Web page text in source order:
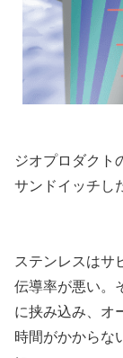
ジオプロダクト
サンドイッチし
ステンレスはサ
伝導率が悪い。
に挟み込み、オ
時間がかからな